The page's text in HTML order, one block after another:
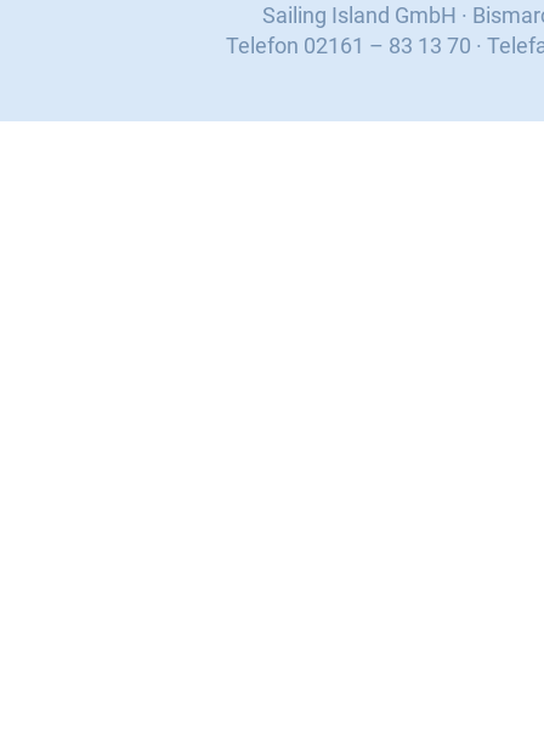
Sailing Island GmbH ·
Telefon 02161 – 83 13 70 ·